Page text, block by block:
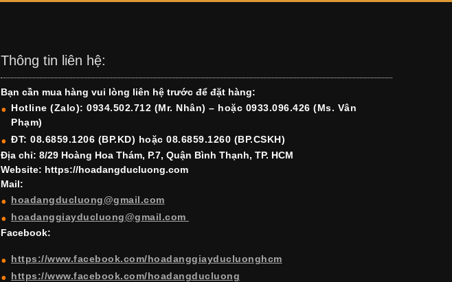
Thông tin liên hệ:
Bạn cần mua hàng vui lòng liên hệ trước để đặt hàng:
Hotline (Zalo): 0934.502.712 (Mr. Nhân) – hoặc 0933.096.426 (Ms. Vân
Phạm)
ĐT: 08.6859.1206 (BP.KD) hoặc 08.6859.1260 (BP.CSKH)
Địa chỉ: 8/29 Hoàng Hoa Thám, P.7, Quận Bình Thạnh, TP. HCM
Website: https://hoadangducluong.com
Mail:
hoadangducluong@gmail.com
hoadanggiayducluong@gmail.com
Facebook:
https://www.facebook.com/hoadanggiayducluonghcm
https://www.facebook.com/hoadangducluong